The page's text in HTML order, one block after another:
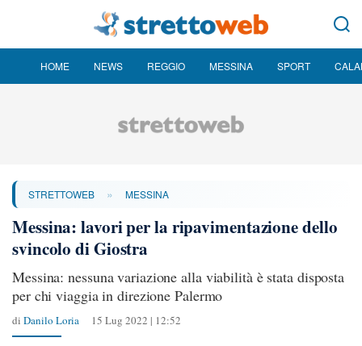
HOME NEWS REGGIO MESSINA SPORT
STRETTOWEB » MESSINA
Messina: lavori per la ripavimentazione dello
svincolo di Giostra
Messina: nessuna variazione alla viabilità è stata disposta
per chi viaggia in direzione Palermo
di Danilo Loria 15 Lug 2022 | 12:52